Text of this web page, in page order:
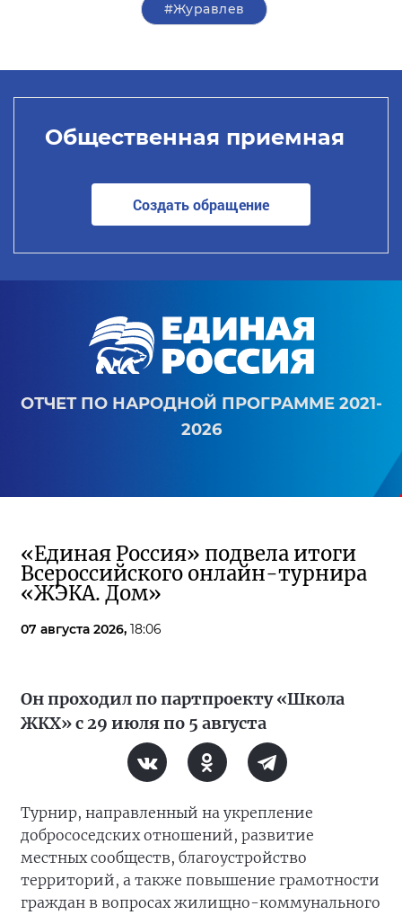
#Журавлев
Общественная приемная
Создать обращение
ОТЧЕТ ПО НАРОДНОЙ ПРОГРАММЕ 2021-
2026
«Единая Россия» подвела итоги
Всероссийского онлайн-турнира
«ЖЭКА. Дом»
07 августа 2026, 18:06
Он проходил по партпроекту «Школа
ЖКХ» с 29 июля по 5 августа
Турнир, направленный на укрепление
добрососедских отношений, развитие
местных сообществ, благоустройство
территорий, а также повышение грамотности
граждан в вопросах жилищно-коммунального